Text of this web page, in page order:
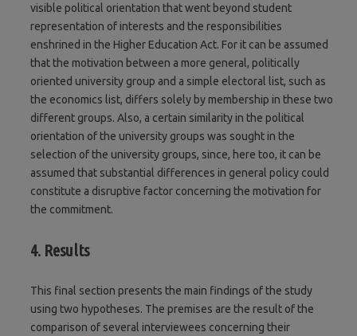
visible political orientation that went beyond student
representation of interests and the responsibilities
enshrined in the Higher Education Act. For it can be assumed
that the motivation between a more general, politically
oriented university group and a simple electoral list, such as
the economics list, differs solely by membership in these two
different groups. Also, a certain similarity in the political
orientation of the university groups was sought in the
selection of the university groups, since, here too, it can be
assumed that substantial differences in general policy could
constitute a disruptive factor concerning the motivation for
the commitment.
4. Results
This final section presents the main findings of the study
using two hypotheses. The premises are the result of the
comparison of several interviewees concerning their